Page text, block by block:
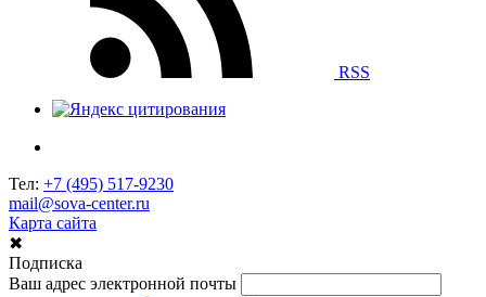
RSS
Тел: +7 (495) 517-9230
mail@sova-center.ru
Карта сайта
✖
Подписка
Ваш адрес электронной почты